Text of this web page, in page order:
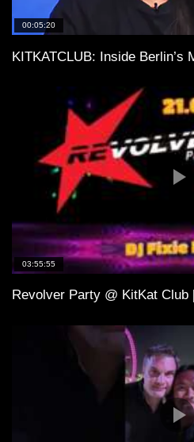
00:05:20
KITKATCLUB: Inside Berlin’s
03:55:55
Revolver Party @ KitKat Club